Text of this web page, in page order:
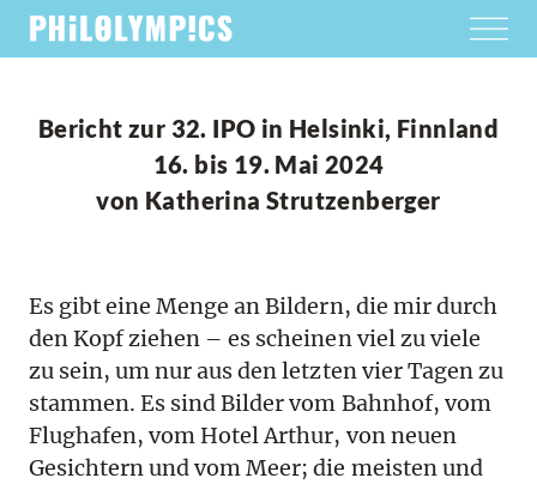
Bericht zur 32. IPO in Helsinki, Finnland
16. bis 19. Mai 2024
von Katherina Strutzenberger
Es gibt eine Menge an Bildern, die mir durch
den Kopf ziehen – es scheinen viel zu viele
zu sein, um nur aus den letzten vier Tagen zu
stammen. Es sind Bilder vom Bahnhof, vom
Flughafen, vom Hotel Arthur, von neuen
Gesichtern und vom Meer; die meisten und